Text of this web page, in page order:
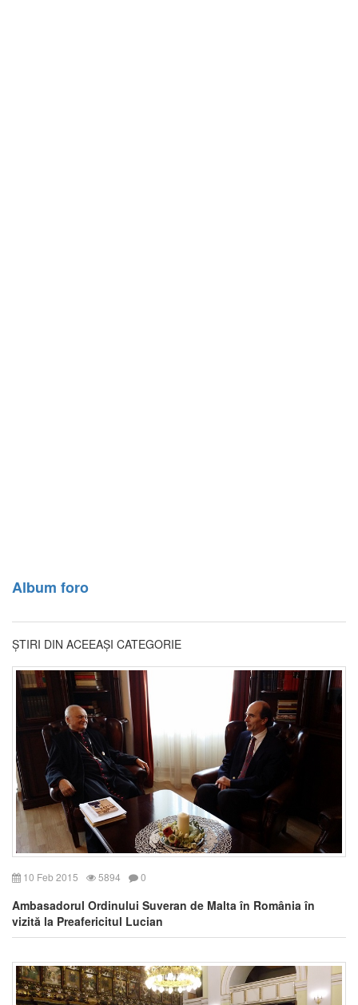
Album foro
ȘTIRI DIN ACEEAȘI CATEGORIE
10 Feb 2015 5894 0
Ambasadorul Ordinului Suveran de Malta în România în
vizită la Preafericitul Lucian